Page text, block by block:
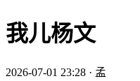
我儿杨文
2026-07-01 23:28 · 孟